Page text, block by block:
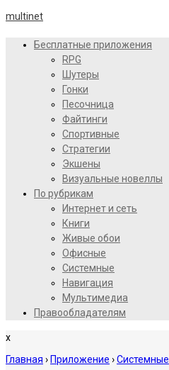
multinet
Бесплатные приложения
RPG
Шутеры
Гонки
Песочница
Файтинги
Спортивные
Стратегии
Экшены
Визуальные новеллы
По рубрикам
Интернет и сеть
Книги
Живые обои
Офисные
Системные
Навигация
Мультимедиа
Правообладателям
x
Главная › Приложение ›Системные